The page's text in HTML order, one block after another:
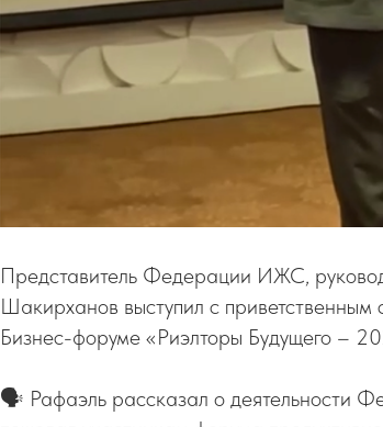
Представитель Федерации ИЖС,
Шакирханов выступил с
Бизнес-форуме «Риэлторы Будущего –
🗣 Рафаэль рассказал о деятельности